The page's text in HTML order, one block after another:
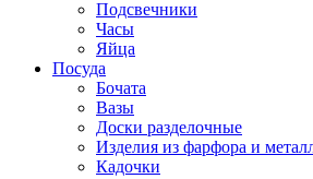
Подсвечники
Часы
Яйца
Посуда
Бочата
Вазы
Доски разделочные
Изделия из фарфора и
Кадочки